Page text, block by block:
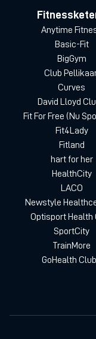
Anytime
Basic-Fit
BigGym
Club
Curves
David Lloyd
Fit For Free (Nu
Fit4Lady
Fitland
hart for her
HealthCity
LACO
Newstyle
Optisport Health
SportCity
TrainMore
GoHealth